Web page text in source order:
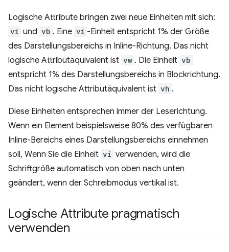
Logische Attribute bringen zwei neue Einheiten mit sich:
vi und vb . Eine vi -Einheit entspricht 1% der Größe
des Darstellungsbereichs in Inline-Richtung. Das nicht
logische Attributäquivalent ist vw . Die Einheit vb
entspricht 1% des Darstellungsbereichs in Blockrichtung.
Das nicht logische Attributäquivalent ist vh .
Diese Einheiten entsprechen immer der Leserichtung.
Wenn ein Element beispielsweise 80% des verfügbaren
Inline-Bereichs eines Darstellungsbereichs einnehmen
soll, Wenn Sie die Einheit vi verwenden, wird die
Schriftgröße automatisch von oben nach unten
geändert, wenn der Schreibmodus vertikal ist.
Logische Attribute pragmatisch
verwenden